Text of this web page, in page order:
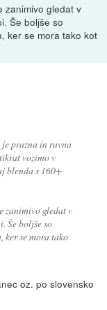
zanimivo gledat v
Še boljše so
ker se mora tako kot
je prazna in ravna
vozimo v
blenda s 160+
zanimivo gledat v
Še boljše so
ker se mora tako
oz. po slovensko